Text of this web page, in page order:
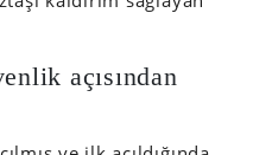
açısından